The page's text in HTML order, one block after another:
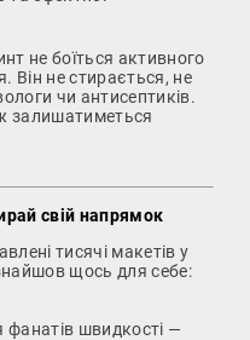
не боїться активного
Він не стирається, не
чи антисептиків.
залишатиметься
свій напрямок
тисячі макетів у
щось для себе:
фанатів швидкості —